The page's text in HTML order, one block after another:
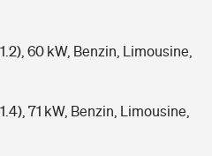
60 kW, Benzin, Limousine,
71 kW, Benzin, Limousine,